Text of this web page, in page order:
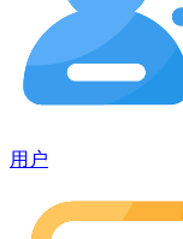
用户